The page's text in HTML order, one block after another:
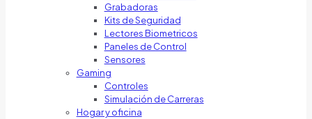
Grabadoras
Kits de Seguridad
Lectores Biometricos
Paneles de Control
Sensores
Gaming
Controles
Simulación de Carreras
Hogar y oficina